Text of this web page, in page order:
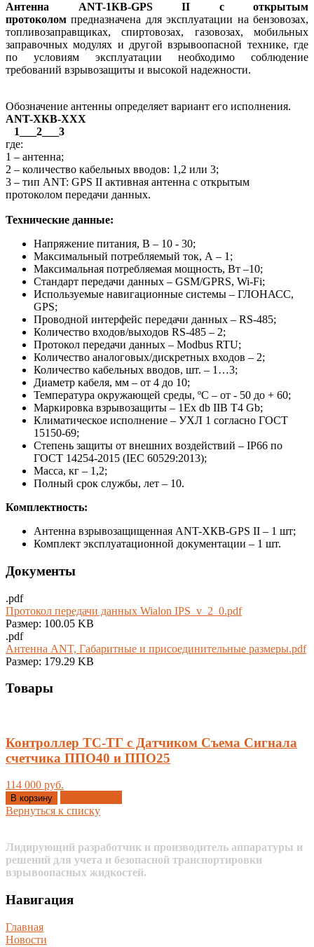
Антенна ANT-1КВ-GPS II с открытым
протоколомпредназначена для эксплуатации на бензовозах,
топливозаправщиках, спиртовозах, газовозах, мобильных
заправочных модулях и другой взрывоопасной технике, где
по условиям эксплуатации необходимо соблюдение
требований взрывозащиты и высокой надежности.
Обозначение антенны определяет вариант его исполнения.
ANT-ХКВ-ХХХ
1___2___3
где:
1 – антенна;
2 – количество кабельных вводов: 1,2 или 3;
3 – тип ANT: GPS II активная антенна с открытым
протоколом передачи данных.
Технические данные:
Напряжение питания, В – 10 - 30;
Максимальный потребляемый ток, А – 1;
Максимальная потребляемая мощность, Вт –10;
Стандарт передачи данных – GSM/GPRS, Wi-Fi;
Используемые навигационные системы – ГЛОНАСС,
GPS;
Проводной интерфейс передачи данных – RS-485;
Количество входов/выходов RS-485 – 2;
Протокол передачи данных – Modbus RTU;
Количество аналоговых/дискретных входов – 2;
Количество кабельных вводов, шт. – 1…3;
Диаметр кабеля, мм – от 4 до 10;
Температура окружающей среды, ºС – от - 50 до + 60;
Маркировка взрывозащиты – 1Ex db IIB T4 Gb;
Климатическое исполнение – УХЛ 1 согласно ГОСТ
15150-69;
Степень защиты от внешних воздействий – IР66 по
ГОСТ 14254-2015 (IEC 60529:2013);
Масса, кг – 1,2;
Полный срок службы, лет – 10.
Комплектность:
Антенна взрывозащищенная ANT-ХКВ-GPS II – 1 шт;
Комплект эксплуатационной документации – 1 шт.
Документы
.pdf
Протокол передачи данных Wialon IPS_v_2_0.pdf
Размер: 100.05 KB
.pdf
Антенна ANT, Габаритные и присоединительные размеры.pdf
Размер: 179.29 KB
Товары
Контроллер ТС-ТГ с Датчиком Съема Сигнала
счетчика ППО40 и ППО25
114 000 руб.
В корзину
Вернуться к списку
Лидирующий разработчик и производитель аппаратуры и
решений для учета и безопасной транспортировки
взрывоопасных жидкостей.
Навигация
Главная
Новости